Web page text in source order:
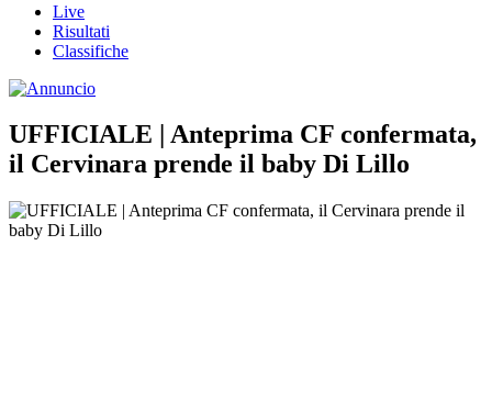
Live
Risultati
Classifiche
UFFICIALE | Anteprima CF confermata,
il Cervinara prende il baby Di Lillo